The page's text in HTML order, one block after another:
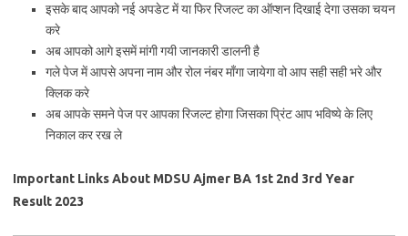
इसके बाद आपको नई अपडेट में या फिर रिजल्ट का ऑप्शन दिखाई देगा उसका चयन
करे
अब आपको आगे इसमें मांगी गयी जानकारी डालनी है
गले पेज में आपसे अपना नाम और रोल नंबर माँगा जायेगा वो आप सही सही भरे और
क्लिक करे
अब आपके समने पेज पर आपका रिजल्ट होगा जिसका प्रिंट आप भविष्ये के लिए
निकाल कर रख ले
Important Links About MDSU Ajmer BA 1st 2nd 3rd Year
Result 2023